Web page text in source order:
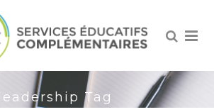
leadership Tag